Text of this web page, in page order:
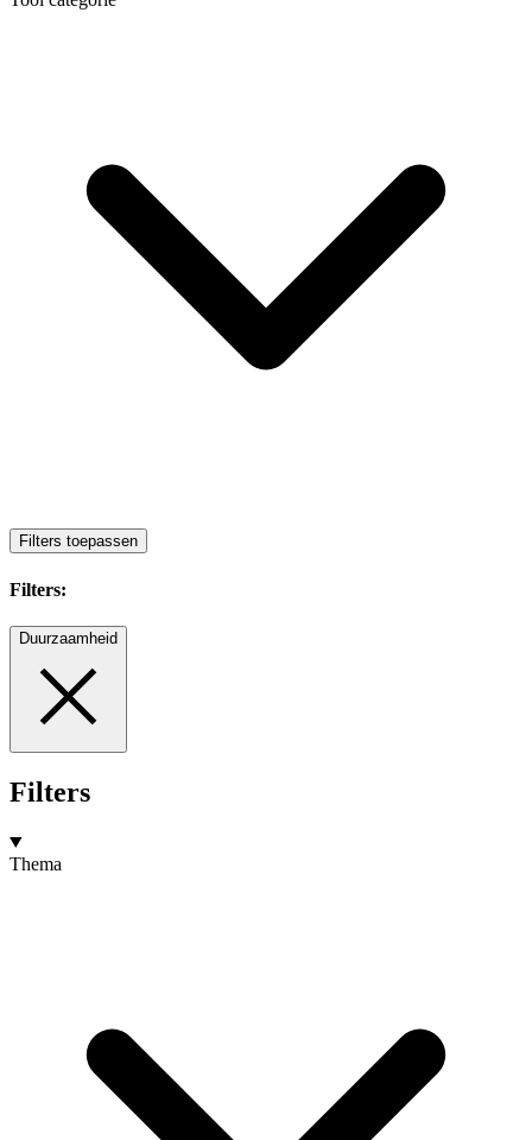
Filters toepassen
Filters:
Duurzaamheid
Filters
Thema